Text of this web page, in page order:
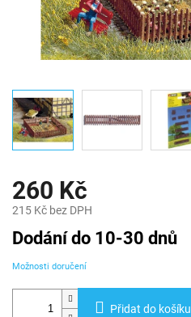
260 Kč
215 Kč bez DPH
Měrná
cena:
Dodání do 10-30 dnů
Možnosti doručení
Přidat do košíku